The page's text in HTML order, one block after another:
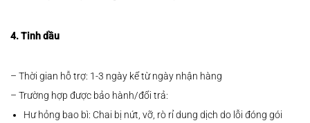
4. Tinh dầu
– Thời gian hỗ trợ: 1-3 ngày kể từ ngày nhận hàng
– Trường hợp được bảo hành/đổi trả:
Hư hỏng bao bì: Chai bị nứt, vỡ, rò rỉ dung dịch do lỗi đóng gói